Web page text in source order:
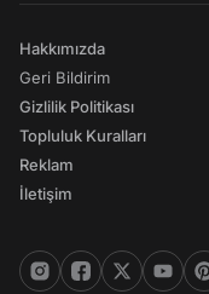
Hakkımızda
Geri Bildirim
Gizlilik Politikası
Topluluk Kuralları
Reklam
İletişim